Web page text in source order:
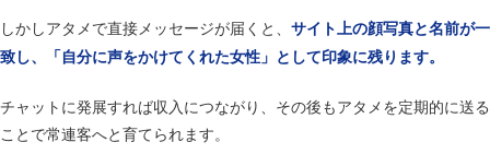
しかしアタメで直接メッセージが届くと、 サイト上の顔写真と名前が一
致し、「自分に声をかけてくれた女性」として印象に残ります。
チャットに発展すれば収入につながり、その後もアタメを定期的に送る
ことで常連客へと育てられます。